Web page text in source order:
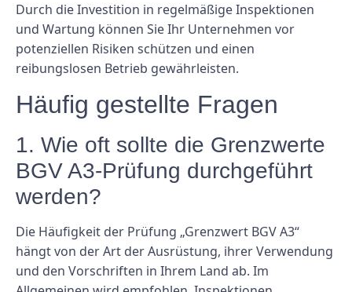
Durch die Investition in regelmäßige Inspektionen
und Wartung können Sie Ihr Unternehmen vor
potenziellen Risiken schützen und einen
reibungslosen Betrieb gewährleisten.
Häufig gestellte Fragen
1. Wie oft sollte die Grenzwerte
BGV A3-Prüfung durchgeführt
werden?
Die Häufigkeit der Prüfung „Grenzwert BGV A3“
hängt von der Art der Ausrüstung, ihrer Verwendung
und den Vorschriften in Ihrem Land ab. Im